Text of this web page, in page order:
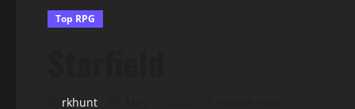
Top RPG
rkhunt